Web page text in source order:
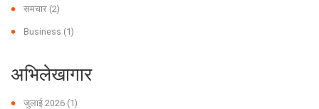
समचार (2)
Business (1)
अभिलेखागार
जुलाई 2026 (1)